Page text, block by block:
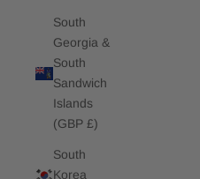
South
Georgia &
South
Sandwich
Islands
(GBP £)
South
Korea